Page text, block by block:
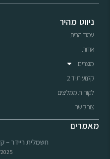
ניווט מהיר
עמוד הבית
אודות
מוצרים
קלנועית יד 2
לקוחות ממליצים
צור קשר
מאמרים
חשמלית ריידר –